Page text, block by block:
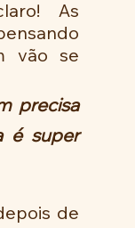
As
vão se
precisa
é super
de